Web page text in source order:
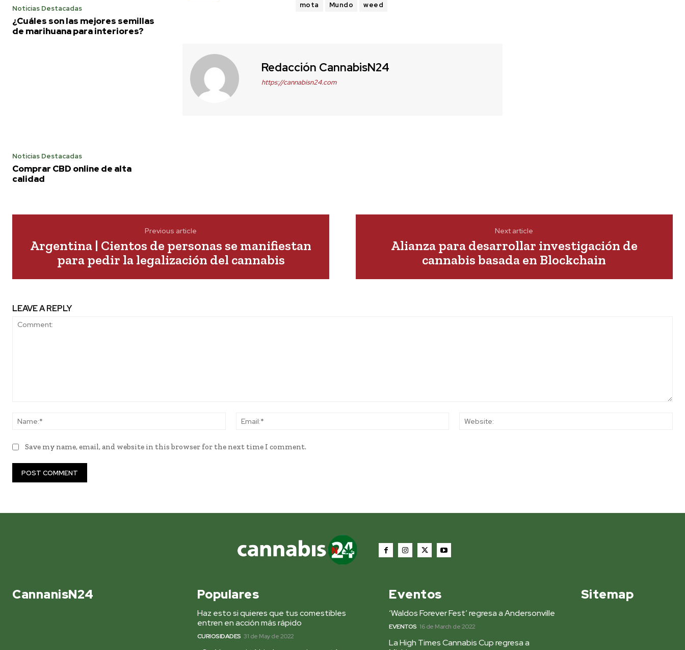
Noticias Destacadas
¿Cuáles son las mejores semillas
de marihuana para interiores?
Noticias Destacadas
Comprar CBD online de alta
calidad
mota
Mundo weed
Redacción CannabisN24
https://cannabisn24.com
Previous article
Argentina | Cientos de personas se manifiestan
para pedir la legalización del cannabis
Next article
Alianza para desarrollar investigación de
cannabis basada en Blockchain
LEAVE A REPLY
Name:*
Email:*
Save my name, email, and website in this browser for the next time I comment.
CannanisN24 Populares
Haz esto si quieres que tus comestibles
entren en acción más rápido
CURIOSIDADES 31 de May de 2022
Eventos
‘Waldos Forever Fest’ regresa a Andersonville
EVENTOS 16 de March de 2022
La High Times Cannabis Cup regresa a
Sitemap